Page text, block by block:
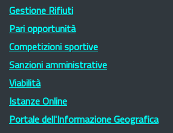
Gestione Rifiuti
Pari opportunità
Competizioni sportive
Sanzioni amministrative
Viabilità
Istanze Online
Portale dell'Informazione Geografica